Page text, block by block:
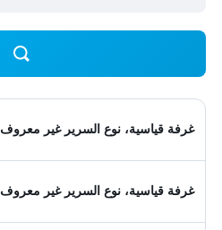
غرفة قياسية، نوع السرير غير معروف
غرفة قياسية، نوع السرير غير معروف